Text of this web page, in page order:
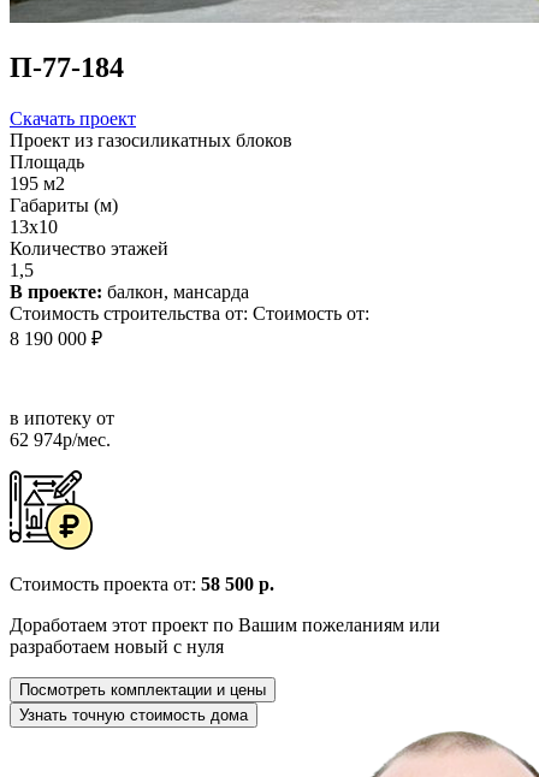
П-77-184
Скачать проект
Проект из газосиликатных блоков
Площадь
195 м2
Габариты (м)
13x10
Количество этажей
1,5
В проекте: балкон, мансарда
Стоимость строительства от: Стоимость от:
8 190 000 ₽
в ипотеку от
62 974р/мес.
Стоимость проекта от: 58 500 р.
Доработаем этот проект по Вашим пожеланиям или
разработаем новый с нуля
Посмотреть комплектации и цены
Узнать точную стоимость дома